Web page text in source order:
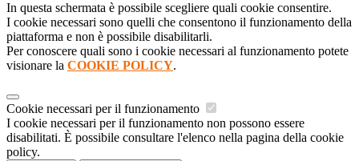
In questa schermata è possibile scegliere quali cookie consentire.
I cookie necessari sono quelli che consentono il funzionamento della
piattaforma e non è possibile disabilitarli.
Per conoscere quali sono i cookie necessari al funzionamento potete
visionare la COOKIE POLICY.
Cookie necessari per il funzionamento
I cookie necessari per il funzionamento non possono essere
disabilitati. È possibile consultare l'elenco nella pagina della cookie
policy.